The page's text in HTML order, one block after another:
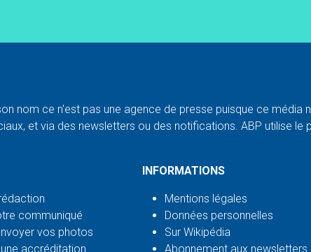
nom ce n'est pas une agence de presse puisque ce
et via des newsletters ou des notifications. ABP utilise le
communiqué
vos photos
accréditation
INFORMATIONS
Mentions légales
Données personnelles
Sur Wikipédia
Abonnement aux newsletters